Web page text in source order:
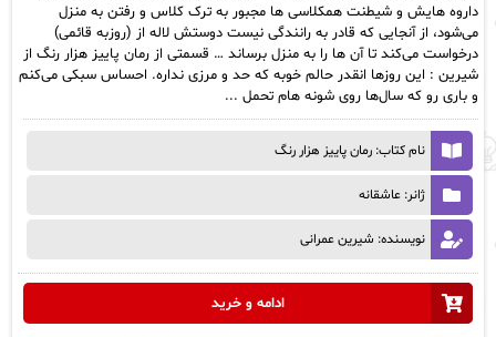
داروه هایش و شیطنت همکلاسی ها مجبور به ترک کلاس و رفتن به منزل
می‌شود، از آنجایی که قادر به رانندگی نیست دوستش لاله از (روزبه قائمی)
درخواست می‌کند تا آن ها را به منزل برساند … قسمتی از رمان پاییز هزار رنگ از
شیرین : این روزها انقدر حالم خوبه که حد و مرزی نداره. احساس سبکی می‌کنم
و باری رو که سال‌ها روی شونه هام تحمل ...
نام کتاب: رمان پاییز هزار رنگ
ژانر: عاشقانه
نویسنده: شیرین عمرانی
ادامه و خرید